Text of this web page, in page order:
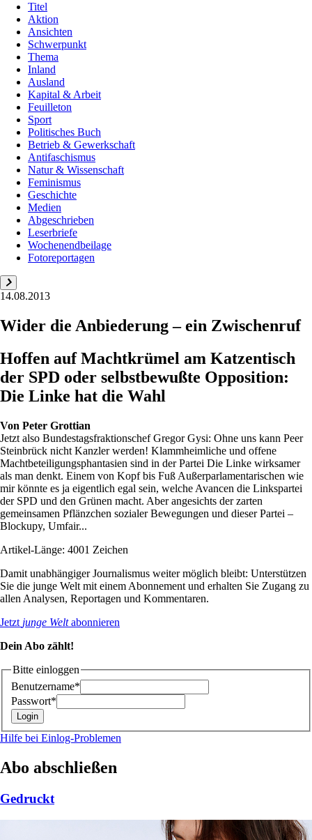
Titel
Aktion
Ansichten
Schwerpunkt
Thema
Inland
Ausland
Kapital & Arbeit
Feuilleton
Sport
Politisches Buch
Betrieb & Gewerkschaft
Antifaschismus
Natur & Wissenschaft
Feminismus
Geschichte
Medien
Abgeschrieben
Leserbriefe
Wochenendbeilage
Fotoreportagen
14.08.2013
Wider die Anbiederung – ein Zwischenruf
Hoffen auf Machtkrümel am Katzentisch
der SPD oder selbstbewußte Opposition:
Die Linke hat die Wahl
Von Peter Grottian
Jetzt also Bundestagsfraktionschef Gregor Gysi: Ohne uns kann Peer
Steinbrück nicht Kanzler werden! Klammheimliche und offene
Machtbeteiligungsphantasien sind in der Partei Die Linke wirksamer
als man denkt. Einem von Kopf bis Fuß Außerparlamentarischen wie
mir könnte es ja eigentlich egal sein, welche Avancen die Linkspartei
der SPD und den Grünen macht. Aber angesichts der zarten
gemeinsamen Pflänzchen sozialer Bewegungen und dieser Partei –
Blockupy, Umfair...
Artikel-Länge: 4001 Zeichen
Damit unabhängiger Journalismus weiter möglich bleibt: Unterstützen
Sie die junge Welt mit einem Abonnement und erhalten Sie Zugang zu
allen Analysen, Reportagen und Kommentaren.
Jetzt junge Weltabonnieren
Dein Abo zählt!
Bitte einloggen
Benutzername*
Passwort*
Hilfe bei Einlog-Problemen
Abo abschließen
Gedruckt